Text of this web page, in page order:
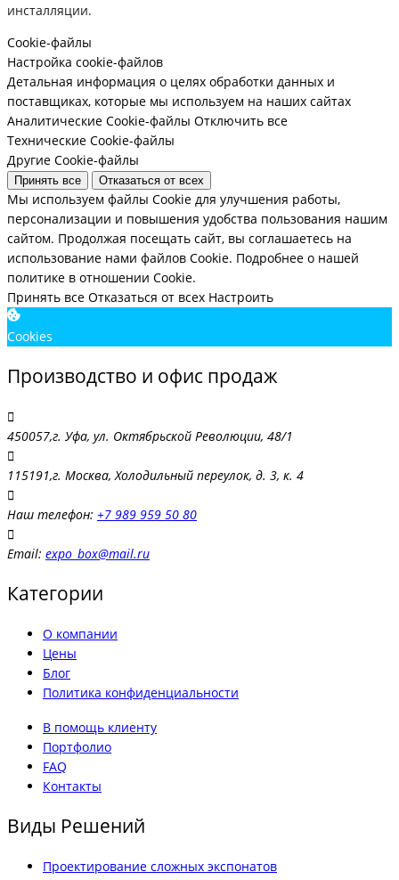
инсталляции.
Cookie-файлы
Настройка cookie-файлов
Детальная информация о целях обработки данных и
поставщиках, которые мы используем на наших сайтах
Аналитические Cookie-файлы Отключить все
Технические Cookie-файлы
Другие Cookie-файлы
Принять все Отказаться от всех
Мы используем файлы Cookie для улучшения работы,
персонализации и повышения удобства пользования нашим
сайтом. Продолжая посещать сайт, вы соглашаетесь на
использование нами файлов Cookie. Подробнее о нашей
политике в отношении Cookie.
Принять все Отказаться от всех Настроить
Cookies
Производство и офис продаж
450057,г. Уфа, ул. Октябрьской Революции, 48/1
115191,г. Москва, Холодильный переулок, д. 3, к. 4
Наш телефон: +7 989 959 50 80
Email: expo_box@mail.ru
Категории
О компании
Цены
Блог
Политика конфиденциальности
В помощь клиенту
Портфолио
FAQ
Контакты
Виды Решений
Проектирование сложных экспонатов